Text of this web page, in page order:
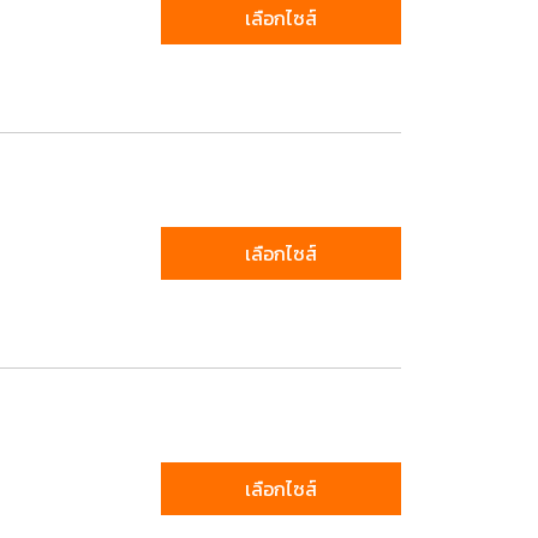
เลือกไซส์
เลือกไซส์
เลือกไซส์